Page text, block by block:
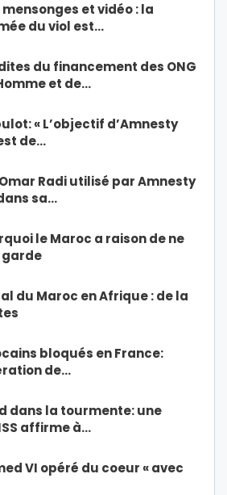
et vidéo : la
du viol est…
du financement des ONG
et de…
« L’objectif d’Amnesty
de…
Radi utilisé par Amnesty
sa…
le Maroc a raison de ne
garde
du Maroc en Afrique : de la
bloqués en France:
de…
dans la tourmente: une
affirme à…
VI opéré du coeur « avec